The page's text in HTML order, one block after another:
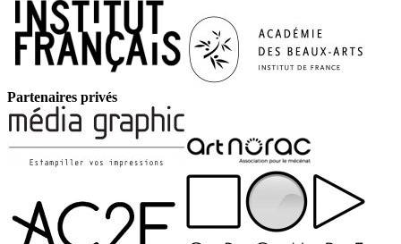
Partenaires privés